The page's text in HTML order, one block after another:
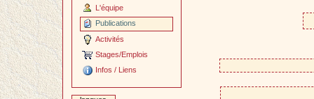
L'équipe
Publications
Activités
Stages/Emplois
Infos / Liens